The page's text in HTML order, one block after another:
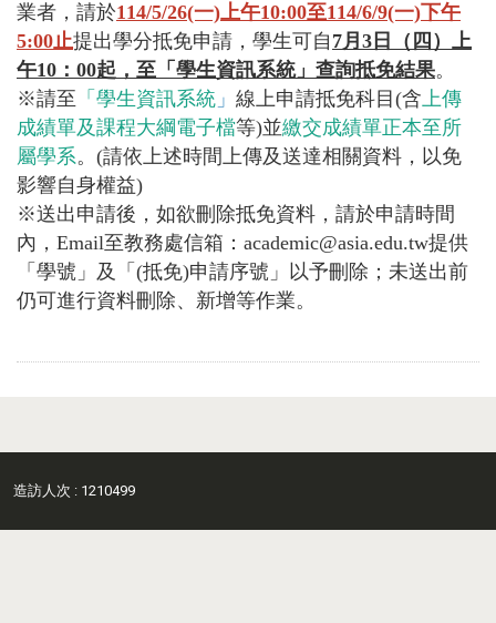
業者，請於114/5/26(一)上午10:00至114/6/9(一)下午
5:00止提出學分抵免申請，學生可自 7月3日（四）上
午10：00起，至「學生資訊系統」查詢抵免結果。
※請至 「學生資訊系統 」 線上申請抵免科目(含上傳
成績單及課程大綱電子檔等)並繳交成績單正本至所
屬學系。(請依上述時間上傳及送達相關資料，以免
影響自身權益)
※送出申請後，如欲刪除抵免資料，請於申請時間
內，Email至教務處信箱：academic@asia.edu.tw提供
「學號」及「(抵免)申請序號」以予刪除；未送出前
仍可進行資料刪除、新增等作業。
造訪人次 : 1210499